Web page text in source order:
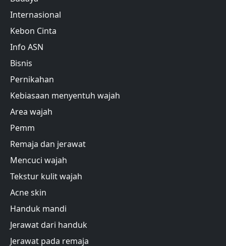
Internasional
Kebon Cinta
Info ASN
Bisnis
Pernikahan
Kebiasaan menyentuh wajah
Area wajah
Pemm
Remaja dan jerawat
Mencuci wajah
Tekstur kulit wajah
Acne skin
Handuk mandi
Jerawat dari handuk
Jerawat pada remaja